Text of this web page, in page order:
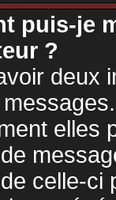
puis-je
?
deux
elles
celle-ci